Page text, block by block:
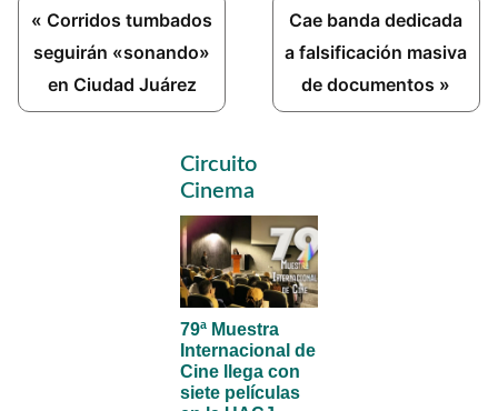
Previous
Post:
« Corridos tumbados
seguirán «sonando»
en Ciudad Juárez
Next
Post:
Cae banda dedicada
a falsificación masiva
de documentos »
Primary
Sidebar
Circuito
Cinema
79ª Muestra
Internacional de
Cine llega con
siete películas